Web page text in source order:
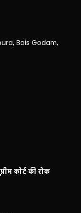
Bais Godam,
कोर्ट की रोक